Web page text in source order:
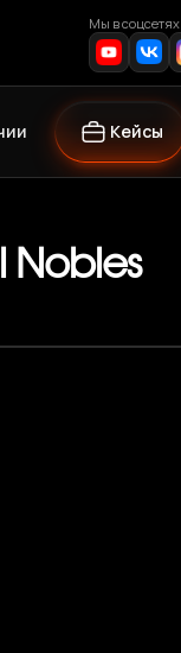
Мы в соцсетях
Кейсы
Nobles